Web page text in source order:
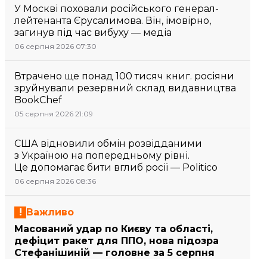
У Москві поховали російського генерал-
лейтенанта Єрусалимова. Він, імовірно,
загинув під час вибуху — медіа
06 серпня 2026 07:30
Втрачено ще понад 100 тисяч книг. росіяни
зруйнували резервний склад видавництва
BookChef
05 серпня 2026 21:09
США відновили обмін розвідданими
з Україною на попередньому рівні.
Це допомагає бити вглиб росії — Politico
06 серпня 2026 08:36
Важливо
Масований удар по Києву та області,
дефіцит ракет для ППО, нова підозра
Стефанішиній — головне за 5 серпня